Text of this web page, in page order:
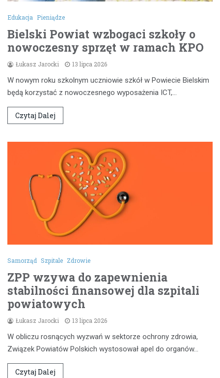
Edukacja Pieniądze
Bielski Powiat wzbogaci szkoły o
nowoczesny sprzęt w ramach KPO
Łukasz Jarocki 13 lipca 2026
W nowym roku szkolnym uczniowie szkół w Powiecie Bielskim
będą korzystać z nowoczesnego wyposażenia ICT,…
Czytaj Dalej
Samorząd Szpitale Zdrowie
ZPP wzywa do zapewnienia
stabilności finansowej dla szpitali
powiatowych
Łukasz Jarocki 13 lipca 2026
W obliczu rosnących wyzwań w sektorze ochrony zdrowia,
Związek Powiatów Polskich wystosował apel do organów…
Czytaj Dalej